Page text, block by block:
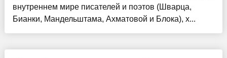
внутреннем мире писателей и поэтов (Шварца,
Бианки, Мандельштама, Ахматовой и Блока), х...